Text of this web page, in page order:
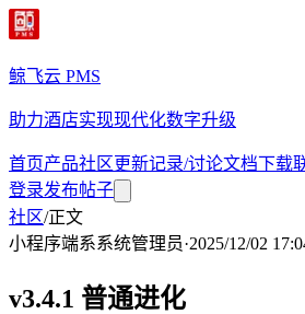
鲸飞云 PMS
助力酒店实现现代化数字升级
首页产品社区更新记录/讨论文档下载
登录发布帖子
社区/正文
小程序端系系统管理员·2025/12/02
v3.4.1 普通进化